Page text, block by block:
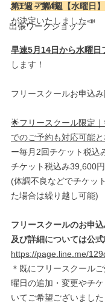
メディア掲載
出張ワークショップ
第1週～第4週【水曜日
が決定いたしました📣
早速5月14日から水曜
します！
フリースクールお申込み
🌟フリースクール限定
でのご予約も対応可能と
ー毎月2回チケット税込
チケット税込み39,600円
(体調不良などでチケッ
た場合は繰り越し可能)
フリースクールのお申
及び詳細については公
https://page.line.me/
＊既にフリースクール
曜日の追加・変更やチ
いてご希望ございまし